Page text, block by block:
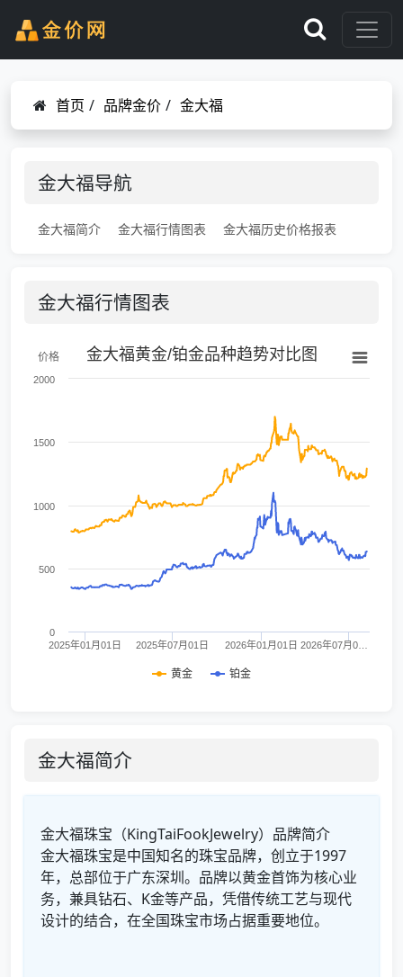
首页 / 品牌金价 / 金大福
金大福导航
金大福简介 金大福行情图表 金大福历史价格报表
金大福行情图表
价格 金大福黄金/铂金品种趋势对比图
黄金 铂金
2025年01月01日 2025年07月01日 2026年01月01日 2026年07月0…
0
500
1000
1500
2000
金大福简介
金大福珠宝（KingTaiFookJewelry）品牌简介
金大福珠宝是中国知名的珠宝品牌，创立于1997
年，总部位于广东深圳。品牌以黄金首饰为核心业
务，兼具钻石、K金等产品，凭借传统工艺与现代
设计的结合，在全国珠宝市场占据重要地位。